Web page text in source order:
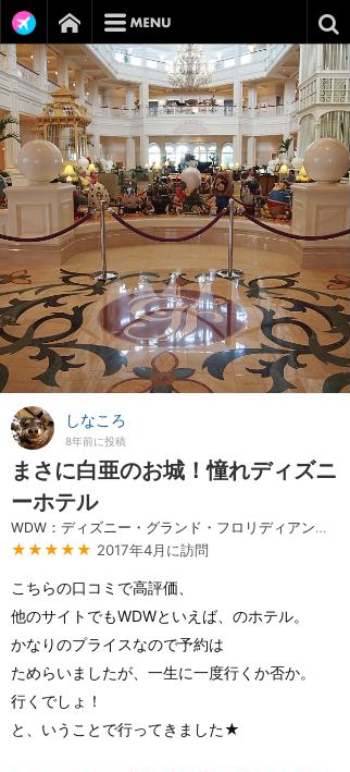
しなころ
8年前に投稿
まさに白亜のお城！憧れディズニ
ーホテル
WDW：ディズニー・グランド・フロリディアン・リゾート＆スパ
★★★★★ 2017年4月に訪問
こちらの口コミで高評価、
他のサイトでもWDWといえば、のホテル。
かなりのプライスなので予約は
ためらいましたが、一生に一度行くか否か。
行くでしょ！
と、いうことで行ってきました★